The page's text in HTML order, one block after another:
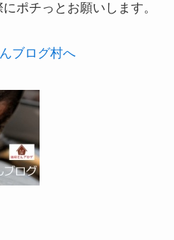
ポチっとお願いします。